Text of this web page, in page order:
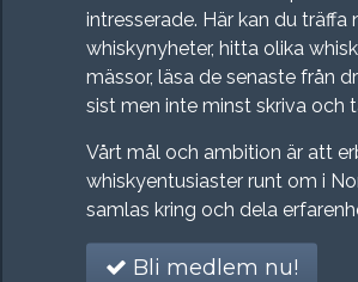
intresserade. Här kan du träffa
whiskynyheter, hitta olika
mässor, läsa de senaste från
sist men inte minst skriva och
Vårt mål och ambition är att
whiskyentusiaster runt om i
samlas kring och dela
Bli medlem nu!